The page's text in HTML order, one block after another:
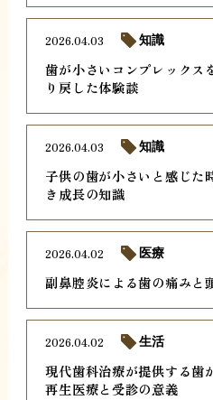
歯が小さいコンプレックス
り戻した体験談
2026.04.03 知識
子供の歯が小さいと感じた
き成長の知識
2026.04.03 知識
副鼻腔炎による歯の痛みと
2026.04.02 医療
現代歯科治療が提供する歯
再生医療と受診の意義
2026.04.02 生活